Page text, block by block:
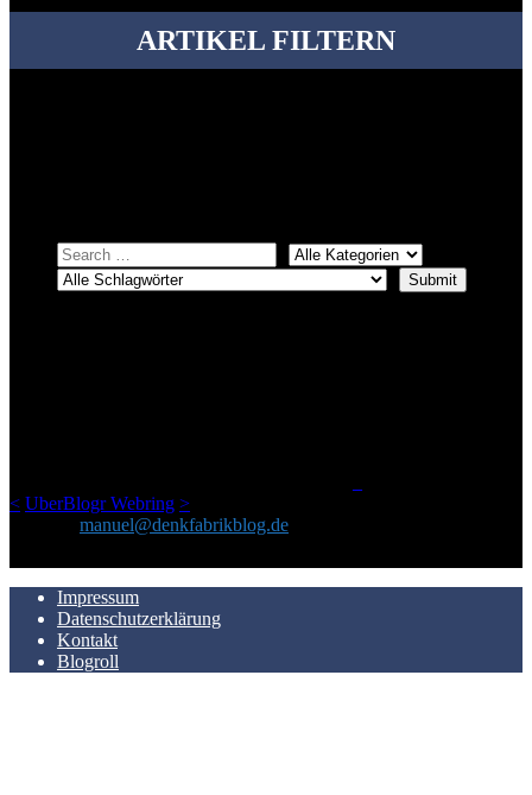
ARTIKEL FILTERN
< UberBlogr Webring >
manuel@denkfabrikblog.de
Impressum
Datenschutzerklärung
Kontakt
Blogroll